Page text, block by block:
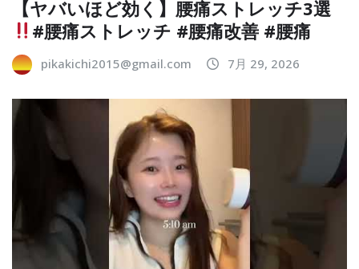
【ヤバいほど効く】腰痛ストレッチ3選
#腰痛ストレッチ #腰痛改善 #腰痛
pikakichi2015@gmail.com 7月 29, 2026